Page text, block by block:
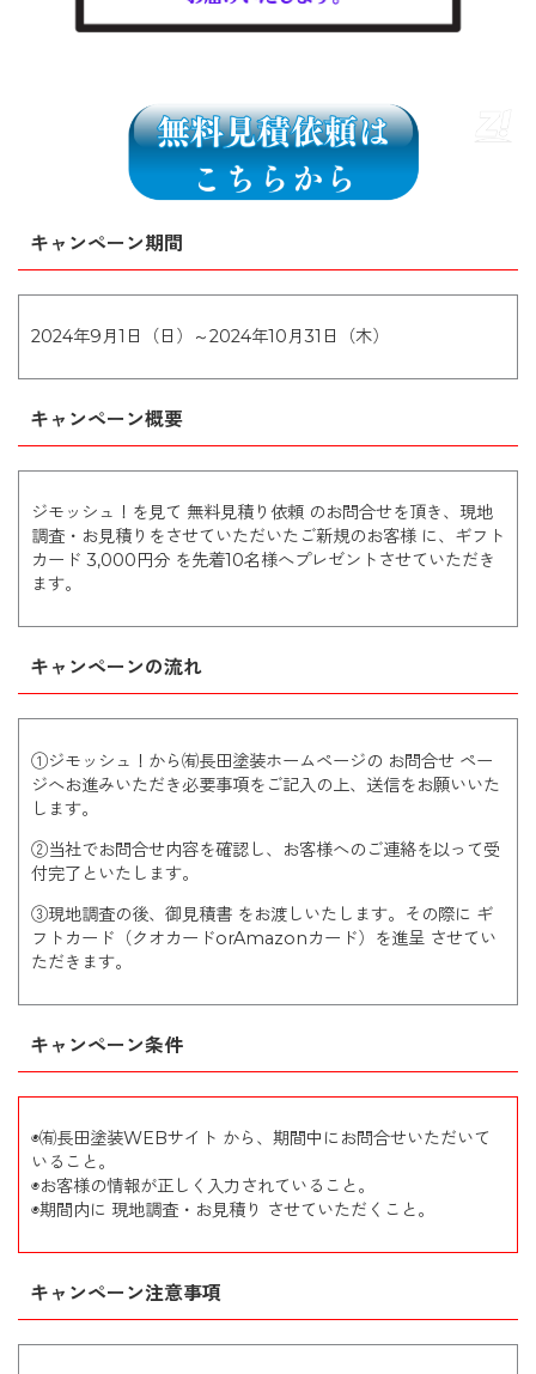
キャンペーン期間
2024年9月1日（日）～2024年10月31日（木）
キャンペーン概要
ジモッシュ！を見て 無料見積り依頼 のお問合せを頂き、現地
調査・お見積りをさせていただいたご新規のお客様 に、ギフト
カード 3,000円分 を先着10名様へプレゼントさせていただき
ます。
キャンペーンの流れ
①ジモッシュ！から㈲長田塗装ホームページの お問合せ ペー
ジへお進みいただき必要事項をご記入の上、送信をお願いいた
します。
②当社でお問合せ内容を確認し、お客様へのご連絡を以って受
付完了といたします。
③現地調査の後、御見積書 をお渡しいたします。その際に ギ
フトカード（クオカードorAmazonカード）を進呈 させてい
ただきます。
キャンペーン条件
◉㈲長田塗装WEBサイト から、期間中にお問合せいただいて
いること。
◉お客様の情報が正しく入力されていること。
◉期間内に 現地調査・お見積り させていただくこと。
キャンペーン注意事項